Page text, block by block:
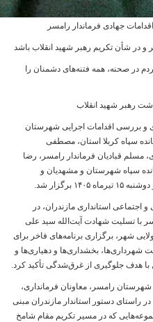
جهادی فرماندار رامسر
و در شأن تکریم رهبر شهید انقلاب باشد
در صحنه، همه فتنه‌های دشمنان را
رهبر شهید انقلاب
و بررسی اقدامات اجرایی شهرستان
سپاه کربلا استان، مصطفی
مسلم قبادیان فرماندار رامسر، رضا
سپاه شهرستان و مشهدیان و
برگزار شد.
استانداری مازندران، در
با تسلیت شهادت آیت‌الله سید علی
شهر، برگزاری برنامه‌های فاخر برای
شهرداری‌ها، بخشداری‌ها و دهیاری‌ها و
با هدف جلوگیری از غرق‌شدگی تأکید کرد.
رامسر، معاونان فرمانداری،
دستور استاندار مازندران مبنی
که در مسیر تکریم مقام شامخ